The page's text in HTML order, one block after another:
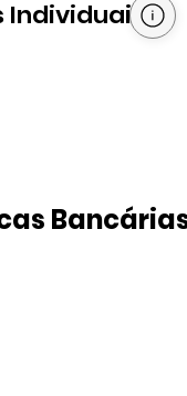
Individuais